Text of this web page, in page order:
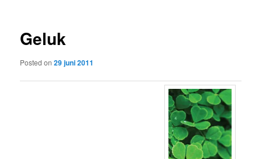
content
Geluk
Posted on29 juni 2011